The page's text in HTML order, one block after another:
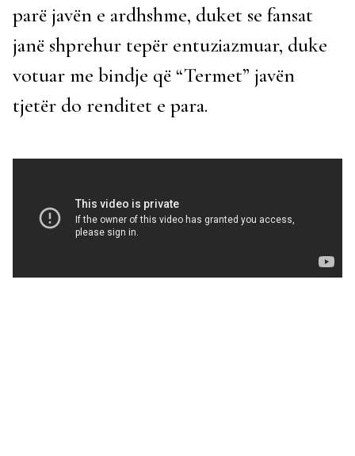
parë javën e ardhshme, duket se fansat
janë shprehur tepër entuziazmuar, duke
votuar me bindje që “Termet” javën
tjetër do renditet e para.